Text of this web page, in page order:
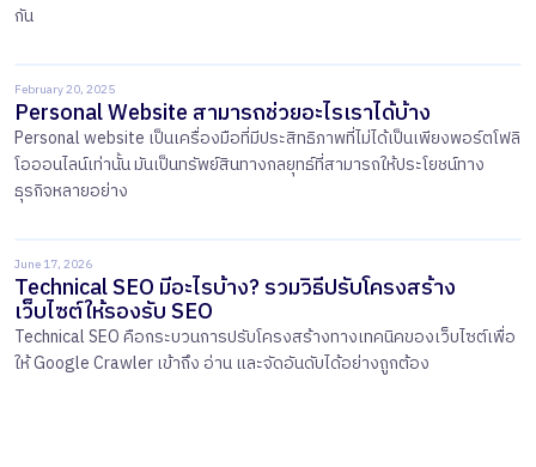
กัน
February 20, 2025
Personal Website สามารถช่วยอะไรเราได้บ้าง
Personal website เป็นเครื่องมือที่มีประสิทธิภาพที่ไม่ได้เป็นเพียงพอร์ตโฟลิ
โอออนไลน์เท่านั้น มันเป็นทรัพย์สินทางกลยุทธ์ที่สามารถให้ประโยชน์ทาง
ธุรกิจหลายอย่าง
June 17, 2026
Technical SEO มีอะไรบ้าง? รวมวิธีปรับโครงสร้าง
เว็บไซต์ให้รองรับ SEO
Technical SEO คือกระบวนการปรับโครงสร้างทางเทคนิคของเว็บไซต์เพื่อ
ให้ Google Crawler เข้าถึง อ่าน และจัดอันดับได้อย่างถูกต้อง